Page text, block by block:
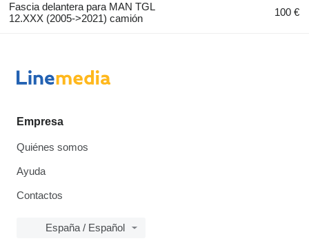
Fascia delantera para MAN TGL
12.XXX (2005->2021) camión
100 €
Empresa
Quiénes somos
Ayuda
Contactos
España / Español